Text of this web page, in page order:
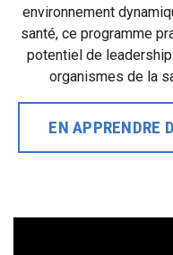
environnement
santé, ce programme
potentiel de
organismes de la
EN APPRENDRE